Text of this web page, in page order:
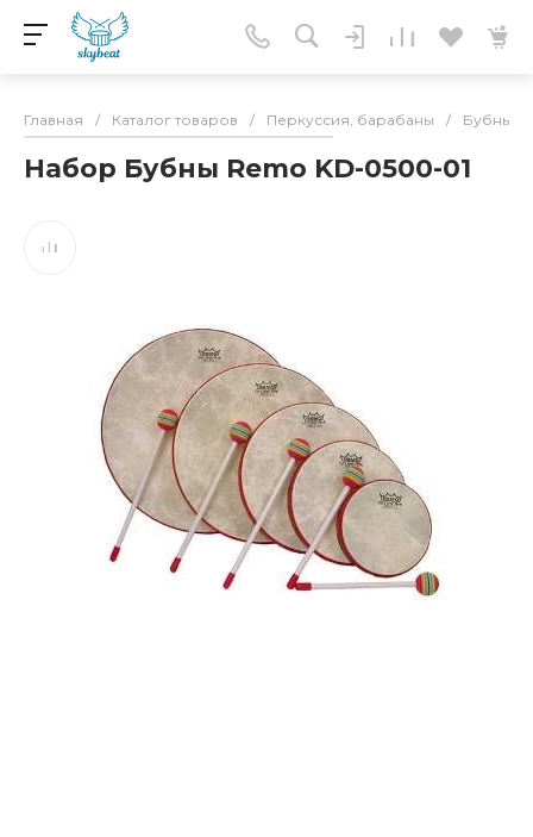
Главная / Каталог товаров / Перкуссия, барабаны / Бубны
Набор Бубны Remo KD-0500-01